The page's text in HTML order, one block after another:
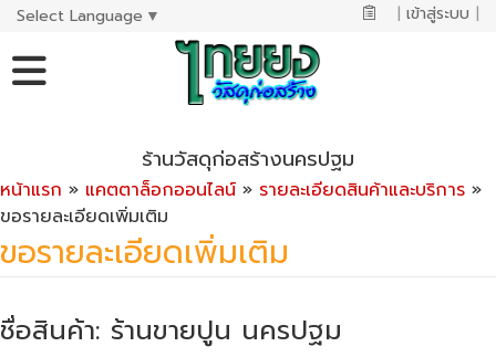
Select Language ▼ | เข้าสู่ระบบ |
ร้านวัสดุก่อสร้างนครปฐม
หน้าแรก » แคตตาล็อกออนไลน์ » รายละเอียดสินค้าและบริการ »
ขอรายละเอียดเพิ่มเติม
ขอรายละเอียดเพิ่มเติม
ชื่อสินค้า: ร้านขายปูน นครปฐม